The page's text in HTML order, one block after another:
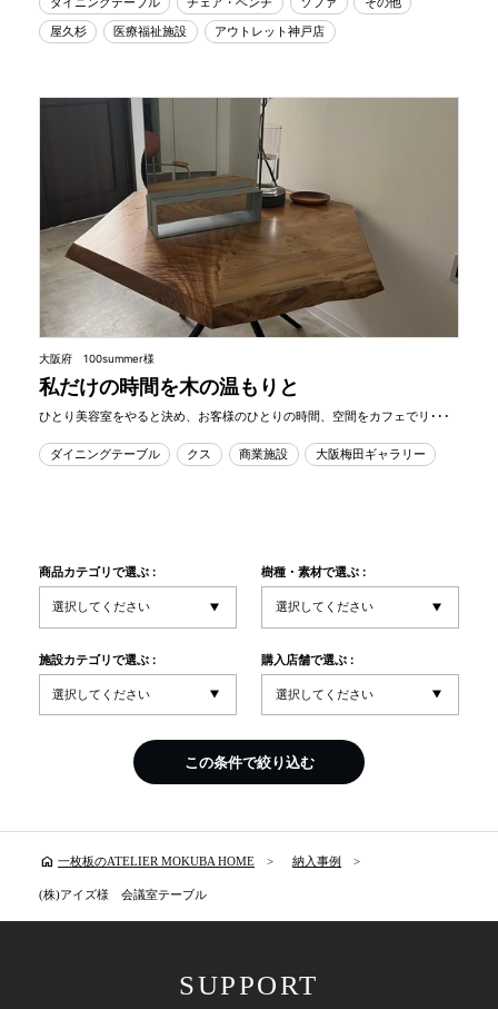
屋久杉
医療福祉施設 アウトレット神戸店
大阪府 100summer様
私だけの時間を木の温もりと
ひとり美容室をやると決め、お客様のひとりの時間、空間をカフェでリ･･･
ダイニングテーブル クス 商業施設 大阪梅田ギャラリー
商品カテゴリで選ぶ : 樹種・素材で選ぶ :
施設カテゴリで選ぶ : 購入店舗で選ぶ :
この条件で絞り込む
home 一枚板のATELIER MOKUBA HOME 納入事例
(株)アイズ様 会議室テーブル
SUPPORT